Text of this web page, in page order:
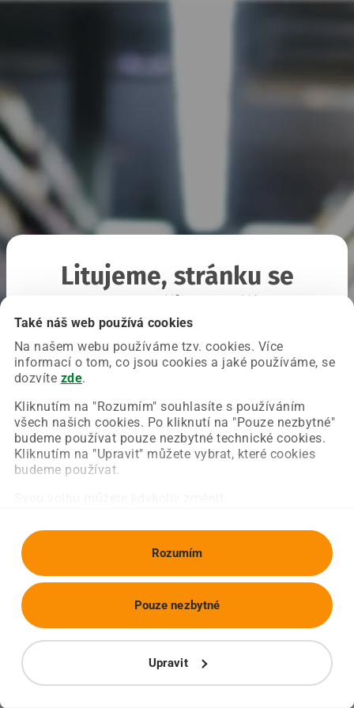
Také náš web používá cookies
Na našem webu používáme tzv. cookies. Více
informací o tom, co jsou cookies a jaké používáme, se
dozvíte zde.
Kliknutím na "Rozumím" souhlasíte s používáním
všech našich cookies. Po kliknutí na "Pouze nezbytné"
budeme používat pouze nezbytné technické cookies.
Kliknutím na "Upravit" můžete vybrat, které cookies
budeme používat.
Rozumím
Upravit
Pouze nezbytné
Litujeme, stránku se
Chyba nastala na naší straně a už ji opravujeme.
Zkuste prosím znovu načíst požadovanou stránku.
Obnovit stránku Úvodní strana